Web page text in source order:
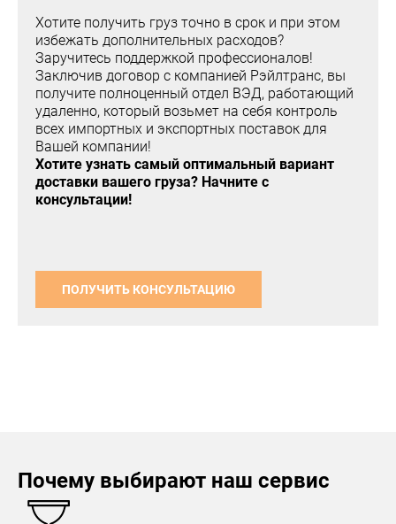
Хотите получить груз точно в срок и при этом
избежать дополнительных расходов?
Заручитесь поддержкой профессионалов!
Заключив договор с компанией Рэйлтранс, вы
получите полноценный отдел ВЭД, работающий
удаленно, который возьмет на себя контроль
всех импортных и экспортных поставок для
Вашей компании!
Хотите узнать самый оптимальный вариант
доставки вашего груза? Начните с
консультации!
ПОЛУЧИТЬ КОНСУЛЬТАЦИЮ
Почему выбирают наш сервис